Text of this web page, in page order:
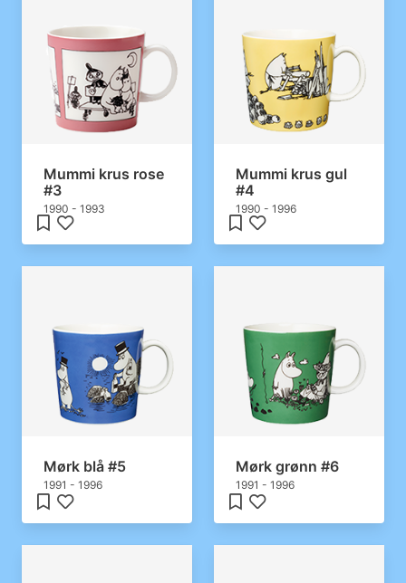
Mummi krus rose
#3
1990 - 1993
Mummi krus gul
#4
1990 - 1996
Mørk blå #5
1991 - 1996
Mørk grønn #6
1991 - 1996